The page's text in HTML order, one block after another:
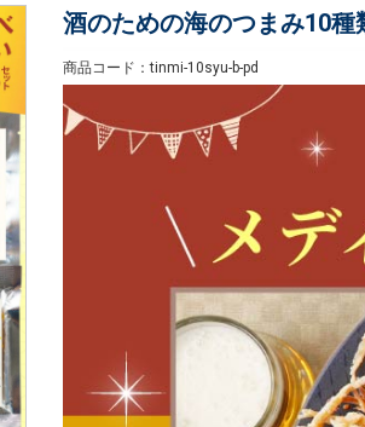
酒のための海のつまみ10種
商品コード：tinmi-10syu-b-pd